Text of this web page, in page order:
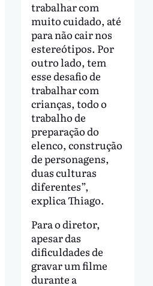
trabalhar com
muito cuidado, até
para não cair nos
estereótipos. Por
outro lado, tem
esse desafio de
trabalhar com
crianças, todo o
trabalho de
preparação do
elenco, construção
de personagens,
duas culturas
diferentes”,
explica Thiago.
Para o diretor,
apesar das
dificuldades de
gravar um filme
durante a